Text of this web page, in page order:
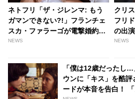
ネトフリ「ザ・ジレンマ: もう
ガマンできない?!」フランチェ
スカ・ファラーゴが電撃婚約！
お相手はトランスジェンダーの
姿をシェア［写真あり］ -
tvgroove
NEWS
クリ
フリ
の出
決ま
NEWS
「僕は12歳だったし
ウンに「キス」を酷
ードが本音を告白！